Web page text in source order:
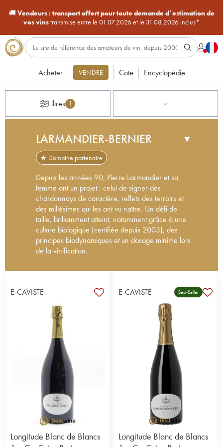
🚚Vendeurs : transport offert pour toute demande d’estimation de
vos vinstransmise entre le 01.07.2026 et le 31.08.2026 inclus*
Acheter VENDRE Cote Encyclopédie
Filtres 1
LARMANDIER-BERNIER ▼
★ Domaine partenaire
Depuis les années 90, Pierre Larmandier et sa
femme ont un projet : celui de signer des
chardonnays de caractère, reflets des terroirs et
des millésimes qui les ont vu naître. Un défi de
taille, brillamment atteint, notamment grâce à une
culture biologique (certifiée depuis 2003), des
principes biodynamiques et un dosage minime lors
de la vinification.
Révolution française. Les Larmandier ont contribué
à la renommée de la Côte des Blancs avec leur
célèbre cramant blanc de blancs nature. Dès le
début du 20ème siècle, les Larmandier élaborent
des champagnes qui prouvent très rapidement leur
grande qualité en se retrouvant, par exemple, sur
les grandes tables parisiennes (La Tour d'Argent,
Taillevent). En 1971, Philippe Larmandier, crée
avec sa femme Elisabeth Bernier - propriétaire de
Bernier.
En 1988, Pierre, fils de Philippe et d’Elisabeth,
reprend le domaine avec sa femme et commence,
dès 1992, à redonner vie aux différents terroirs du
domaine par le travail du sol et par l'abandon des
herbicides. Depuis 1999, le domaine de 19
E-CAVISTE
Longitude Blanc de Blancs
E-CAVISTE Best-Seller
Longitude Blanc de Blancs